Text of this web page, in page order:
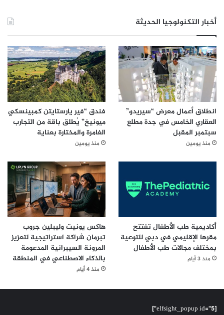
أخبار التكنولوجيا الحديثة
انطلاق أعمال معرض “سيريدو”
العقاري الخامس في جدة مطلع
سبتمبر المقبل
منذ يومين
فندق “فير يارستايتن كمبينسكي
ميونيخ” يُطلق باقة من التجارب
الغامرة والمختارة بعناية
منذ يومين
أكاديمية طب الأطفال تفتتح
مقرها الإقليمي في دبي للتوعية
بمختلف مجالات طب الأطفال
منذ 3 أيام
هاكس يونيت وليبلين جروب
تبرمان شراكة استراتيجية لتعزيز
المرونة السيبرانية المدعومة
بالذكاء الاصطناعي في المنطقة
منذ 4 أيام
[elfsight_popup id="5"]